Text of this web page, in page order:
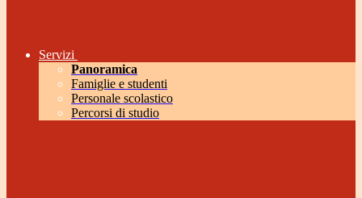
Servizi
Panoramica
Famiglie e studenti
Personale scolastico
Percorsi di studio